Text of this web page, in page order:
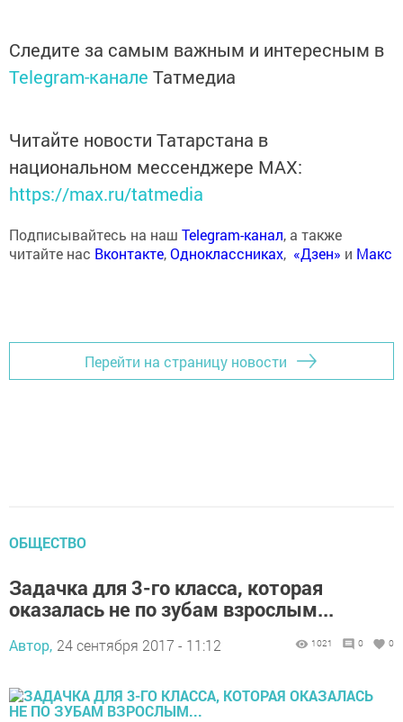
Следите за самым важным и интересным в
Telegram-канале Татмедиа
Читайте новости Татарстана в
национальном мессенджере MАХ:
https://max.ru/tatmedia
Подписывайтесь на наш Telegram-канал, а также
читайте нас Вконтакте,Одноклассниках, «Дзен» и Макс
Перейти на страницу новости
ОБЩЕСТВО
Задачка для 3-го класса, которая
оказалась не по зубам взрослым...
Автор, 24 сентября 2017 - 11:12 1021 0 0